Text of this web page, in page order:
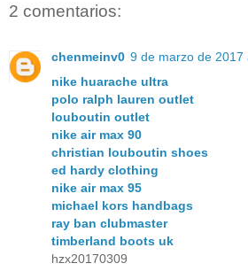
2 comentarios:
chenmeinv0 9 de marzo de 2017
nike huarache ultra
polo ralph lauren outlet
louboutin outlet
nike air max 90
christian louboutin shoes
ed hardy clothing
nike air max 95
michael kors handbags
ray ban clubmaster
timberland boots uk
hzx20170309